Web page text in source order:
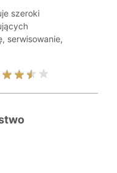
szeroki
serwisowanie,